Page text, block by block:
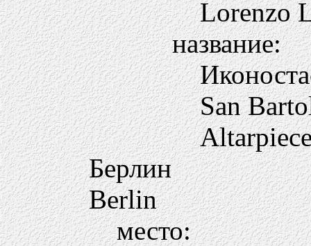
Lorenzo
название:
San
Берлин
Berlin
место: